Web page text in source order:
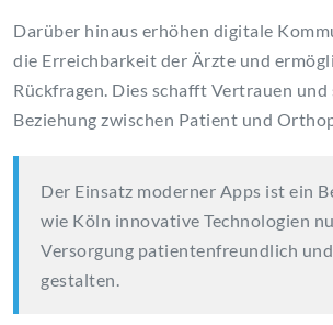
Darüber hinaus erhöhen digitale
die Erreichbarkeit der Ärzte und
Rückfragen. Dies schafft Vertrauen
Beziehung zwischen Patient und
Der Einsatz moderner Apps ist ein
wie Köln innovative Technologien
Versorgung patientenfreundlich
gestalten.